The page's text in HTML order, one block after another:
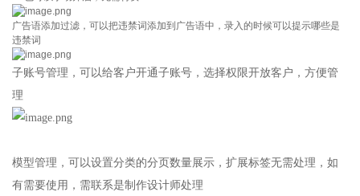
广告语添加过滤，可以把违禁词添加到广告语中，录入的时候可以提示哪些是
违禁词
子账号管理，可以给客户开通子账号，选择权限开放客户，方便管
理
模型管理，可以设置分类的分页数量展示，扩展标签无需处理，如
有需要使用，需联系是制作设计师处理